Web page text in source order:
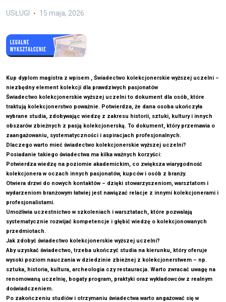
USŁUGI 15 maja, 2026
Kup dyplom magistra z wpisem , Świadectwo kolekcjonerskie wyższej uczelni –
niezbędny element kolekcji dla prawdziwych pasjonatów
Świadectwo kolekcjonerskie wyższej uczelni to dokument dla osób, które
traktują kolekcjonerstwo poważnie. Potwierdza, że dana osoba ukończyła
wybrane studia, zdobywając wiedzę z zakresu historii, sztuki, kultury i innych
obszarów zbieżnych z pasją kolekcjonerską. To dokument, który przemawia o
zaangażowaniu, systematyczności i aspiracjach profesjonalnych.
Dlaczego warto mieć świadectwo kolekcjonerskie wyższej uczelni?
Posiadanie takiego świadectwa ma kilka ważnych korzyści:
Potwierdza wiedzę na poziomie akademickim, co zwiększa wiarygodność
kolekcjonera w oczach innych pasjonatów, kupców i osób z branży.
Otwiera drzwi do nowych kontaktów – dzięki stowarzyszeniom, warsztatom i
wydarzeniom branżowym łatwiej jest nawiązać relacje z innymi kolekcjonerami i
profesjonalistami.
Umożliwia uczestnictwo w szkoleniach i warsztatach, które pozwalają
systematycznie rozwijać kompetencje i głębić wiedzę o kolekcjonowanych
przedmiotach.
Jak zdobyć świadectwo kolekcjonerskie wyższej uczelni?
Aby uzyskać świadectwo, trzeba ukończyć studia na kierunku, który oferuje
wysoki poziom nauczania w dziedzinie zbieżnej z kolekcjonerstwem – np.
sztuka, historia, kultura, archeologia czy restauracja. Warto zwracać uwagę na
renomowaną uczelnię, bogaty program, praktyki oraz wykładowców z realnym
doświadczeniem.
Po zakończeniu studiów i otrzymaniu świadectwa warto angażować się w